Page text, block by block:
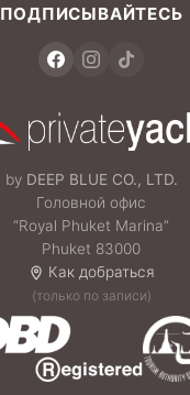
ПОДПИСЫВАЙТЕСЬ
by DEEP BLUE CO., LTD.
Головной офис
“Royal Phuket Marina”
Phuket 83000
Как добраться
(только по записи)